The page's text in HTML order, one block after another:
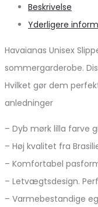
Beskrivelse
Yderligere
Havaianas Unisex
sommergarderobe.
Hvilket gør dem
anledninger
– Dyb mørk lilla farve
– Høj kvalitet fra
– Komfortabel
– Letvægtsdesign.
– Varmebestandige